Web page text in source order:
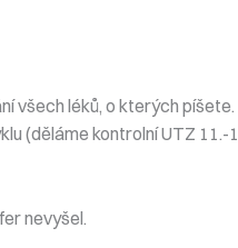
léků, o kterých
(děláme kontrolní UTZ
nevyšel.